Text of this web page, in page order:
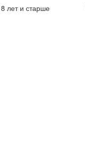
лет и старше